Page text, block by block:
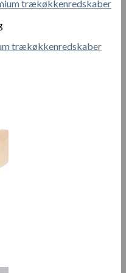
trækøkkenredskaber